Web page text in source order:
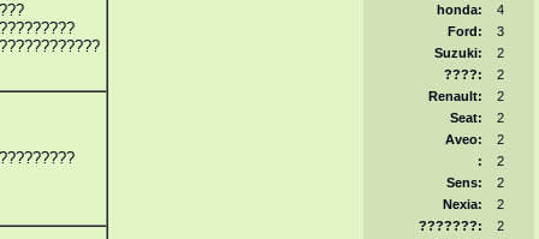
honda:
4
Ford:
3
Suzuki:
2
????:
2
Renault:
2
Seat:
2
Aveo:
2
:
2
Sens:
2
Nexia:
2
???????:
2